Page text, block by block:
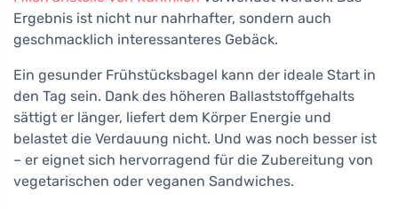
Ergebnis ist nicht nur nahrhafter, sondern auch
geschmacklich interessanteres Gebäck.
Ein gesunder Frühstücksbagel kann der ideale Start in
den Tag sein. Dank des höheren Ballaststoffgehalts
sättigt er länger, liefert dem Körper Energie und
belastet die Verdauung nicht. Und was noch besser ist
– er eignet sich hervorragend für die Zubereitung von
vegetarischen oder veganen Sandwiches.